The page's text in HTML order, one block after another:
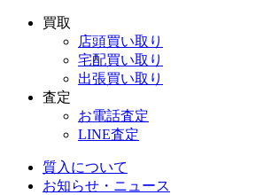
買取
店頭買い取り
宅配買い取り
出張買い取り
査定
お電話査定
LINE査定
質入について
お知らせ・ニュース